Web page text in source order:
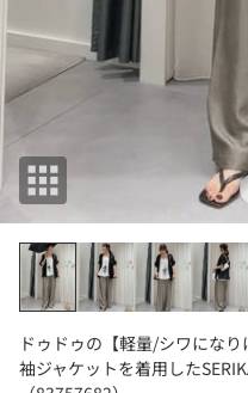
ドゥドゥの【軽量/シワにな
袖ジャケットを着用した